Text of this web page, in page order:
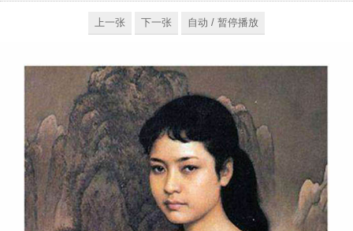
上一张 下一张 自动 / 暂停播放